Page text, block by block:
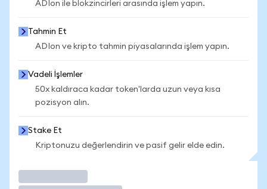
ADIon ile blokzincirleri arasında işlem yapın.
Tahmin Et
ADIon ve kripto tahmin piyasalarında işlem yapın.
Vadeli İşlemler
50x kaldıraca kadar token'larda uzun veya kısa
pozisyon alın.
Stake Et
Kriptonuzu değerlendirin ve pasif gelir elde edin.